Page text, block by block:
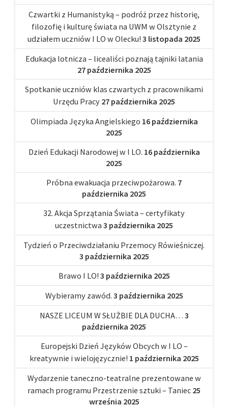
Czwartki z Humanistyką – podróż przez historię,
filozofię i kulturę świata na UWM w Olsztynie z
udziałem uczniów I LO w Olecku! 3 listopada 2025
Edukacja lotnicza – licealiści poznają tajniki latania
27 października 2025
Spotkanie uczniów klas czwartych z pracownikami
Urzędu Pracy 27 października 2025
Olimpiada Języka Angielskiego 16 października
2025
Dzień Edukacji Narodowej w I LO. 16 października
2025
Próbna ewakuacja przeciwpożarowa. 7
października 2025
32. Akcja Sprzątania Świata – certyfikaty
uczestnictwa 3 października 2025
Tydzień o Przeciwdziałaniu Przemocy Rówieśniczej.
3 października 2025
Brawo I LO! 3 października 2025
Wybieramy zawód. 3 października 2025
NASZE LICEUM W SŁUŻBIE DLA DUCHA… 3
października 2025
Europejski Dzień Języków Obcych w I LO –
kreatywnie i wielojęzycznie! 1 października 2025
Wydarzenie taneczno-teatralne prezentowane w
ramach programu Przestrzenie sztuki – Taniec 25
września 2025